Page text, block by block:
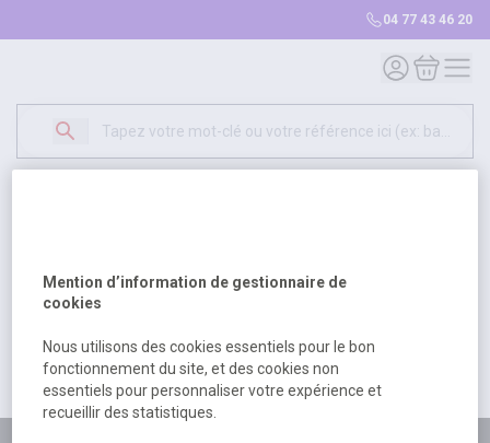
04 77 43 46 20
Mon compte
Mon
500
excuser pour la gêne occasionée.
Retour Retour à l'accueil
Mention d’information de gestionnaire de
cookies
Nous utilisons des cookies essentiels pour le bon
fonctionnement du site, et des cookies non
essentiels pour personnaliser votre expérience et
recueillir des statistiques.